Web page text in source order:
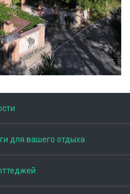
для вашего отдыха